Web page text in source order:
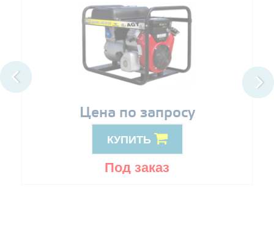
Цена по запросу
КУПИТЬ
Под заказ